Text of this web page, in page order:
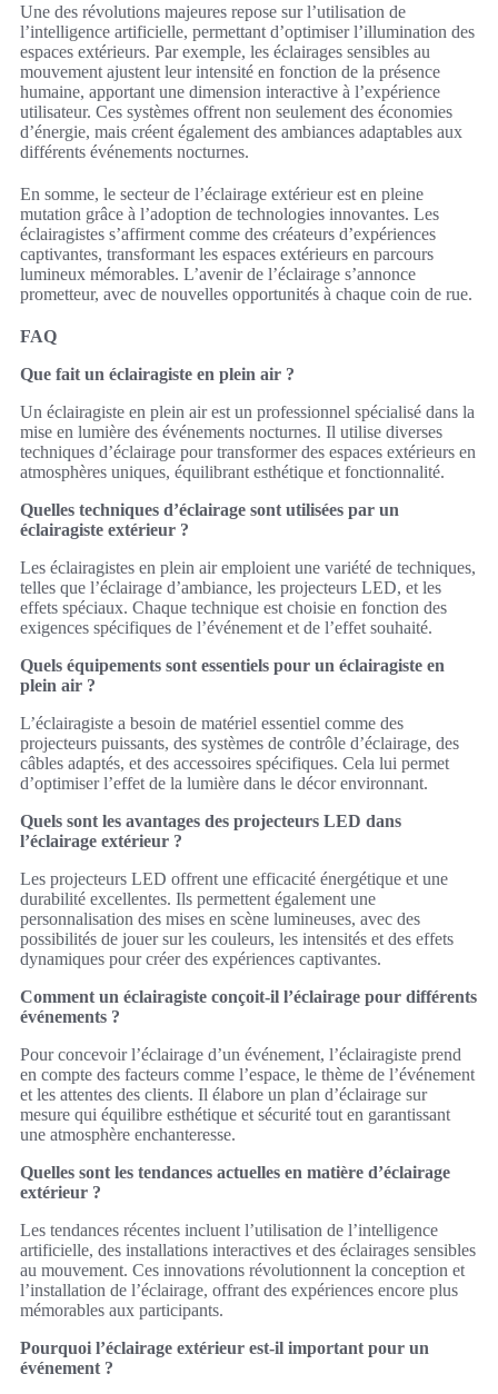
Une des révolutions majeures repose sur l’utilisation de
l’intelligence artificielle, permettant d’optimiser l’illumination des
espaces extérieurs. Par exemple, les éclairages sensibles au
mouvement ajustent leur intensité en fonction de la présence
humaine, apportant une dimension interactive à l’expérience
utilisateur. Ces systèmes offrent non seulement des économies
d’énergie, mais créent également des ambiances adaptables aux
différents événements nocturnes.
En somme, le secteur de l’éclairage extérieur est en pleine
mutation grâce à l’adoption de technologies innovantes. Les
éclairagistes s’affirment comme des créateurs d’expériences
captivantes, transformant les espaces extérieurs en parcours
lumineux mémorables. L’avenir de l’éclairage s’annonce
prometteur, avec de nouvelles opportunités à chaque coin de rue.
FAQ
Que fait un éclairagiste en plein air ?
Un éclairagiste en plein air est un professionnel spécialisé dans la
mise en lumière des événements nocturnes. Il utilise diverses
techniques d’éclairage pour transformer des espaces extérieurs en
atmosphères uniques, équilibrant esthétique et fonctionnalité.
Quelles techniques d’éclairage sont utilisées par un
éclairagiste extérieur ?
Les éclairagistes en plein air emploient une variété de techniques,
telles que l’éclairage d’ambiance, les projecteurs LED, et les
effets spéciaux. Chaque technique est choisie en fonction des
exigences spécifiques de l’événement et de l’effet souhaité.
Quels équipements sont essentiels pour un éclairagiste en
plein air ?
L’éclairagiste a besoin de matériel essentiel comme des
projecteurs puissants, des systèmes de contrôle d’éclairage, des
câbles adaptés, et des accessoires spécifiques. Cela lui permet
d’optimiser l’effet de la lumière dans le décor environnant.
Quels sont les avantages des projecteurs LED dans
l’éclairage extérieur ?
Les projecteurs LED offrent une efficacité énergétique et une
durabilité excellentes. Ils permettent également une
personnalisation des mises en scène lumineuses, avec des
possibilités de jouer sur les couleurs, les intensités et des effets
dynamiques pour créer des expériences captivantes.
Comment un éclairagiste conçoit-il l’éclairage pour différents
événements ?
Pour concevoir l’éclairage d’un événement, l’éclairagiste prend
en compte des facteurs comme l’espace, le thème de l’événement
et les attentes des clients. Il élabore un plan d’éclairage sur
mesure qui équilibre esthétique et sécurité tout en garantissant
une atmosphère enchanteresse.
Quelles sont les tendances actuelles en matière d’éclairage
extérieur ?
Les tendances récentes incluent l’utilisation de l’intelligence
artificielle, des installations interactives et des éclairages sensibles
au mouvement. Ces innovations révolutionnent la conception et
l’installation de l’éclairage, offrant des expériences encore plus
mémorables aux participants.
Pourquoi l’éclairage extérieur est-il important pour un
événement ?